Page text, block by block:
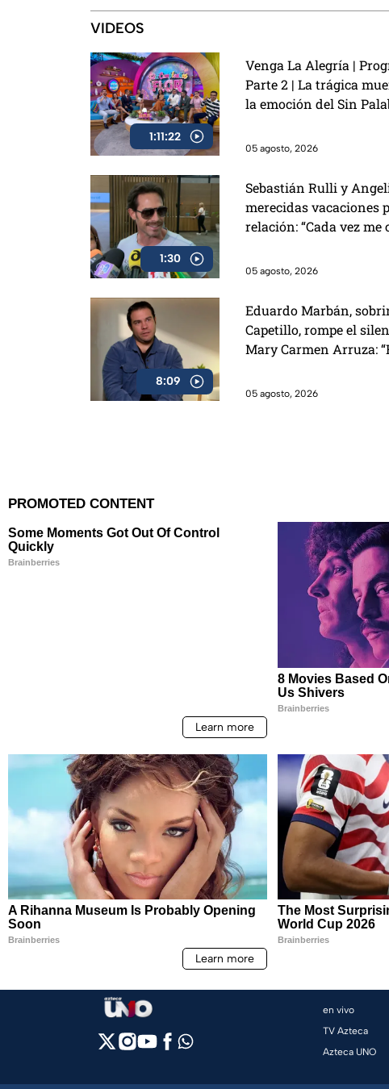
VIDEOS
1:11:22
Venga La Alegría |
Parte 2 | La trágica
la emoción del Sin
05 agosto, 2026
1:30
Sebastián Rulli y
merecidas vacaciones
relación: “Cada vez me
05 agosto, 2026
8:09
Eduardo Marbán,
Capetillo, rompe el
Mary Carmen Arruza:
05 agosto, 2026
en vivo
TV Azteca
Azteca UNO